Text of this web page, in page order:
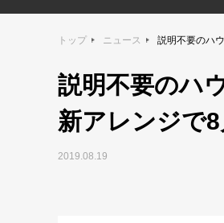
トップ ニュース 説明不要のハ
説明不要のハ
新アレンジで8
2019.08.19